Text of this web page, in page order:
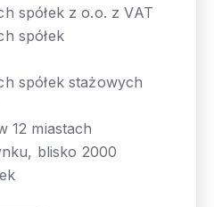
spółek z o.o. z VAT
spółek
spółek stażowych
12 miastach
blisko 2000